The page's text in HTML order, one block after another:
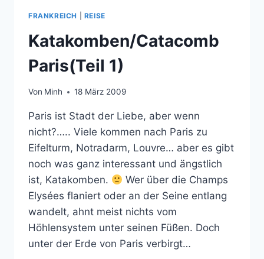
FRANKREICH REISE
Katakomben/Catacomb
Paris(Teil 1)
Von Minh 18 März 2009
Paris ist Stadt der Liebe, aber wenn
nicht?….. Viele kommen nach Paris zu
Eifelturm, Notradarm, Louvre… aber es gibt
noch was ganz interessant und ängstlich
ist, Katakomben.
Wer über die Champs
Elysées flaniert oder an der Seine entlang
wandelt, ahnt meist nichts vom
Höhlensystem unter seinen Füßen. Doch
unter der Erde von Paris verbirgt…